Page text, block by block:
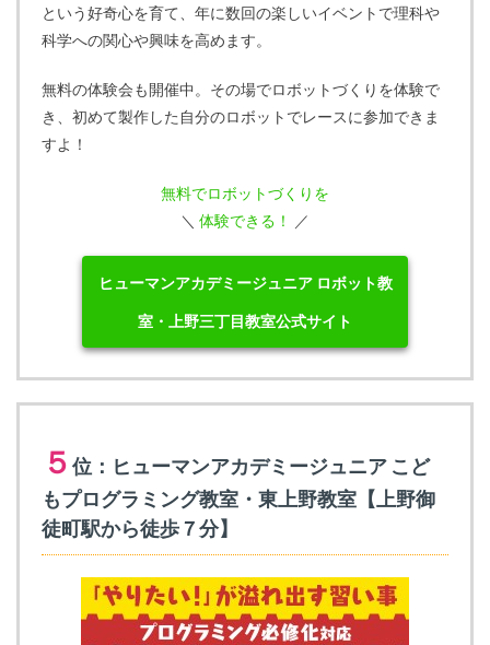
という好奇心を育て、年に数回の楽しいイベントで理科や
科学への関心や興味を高めます。
無料の体験会も開催中。その場でロボットづくりを体験で
き、初めて製作した自分のロボットでレースに参加できま
すよ！
無料でロボットづくりを
＼ 体験できる！ ／
ヒューマンアカデミージュニア ロボット教
室・上野三丁目教室公式サイト
５ 位：ヒューマンアカデミージュニア こど
もプログラミング教室・東上野教室【上野御
徒町駅から徒歩７分】